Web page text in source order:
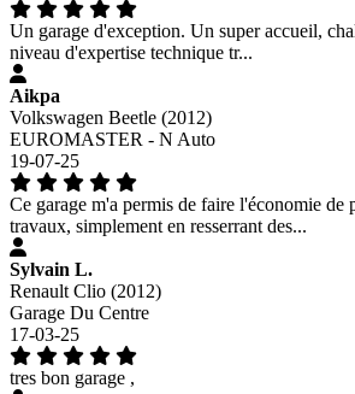
Un garage d'exception. Un super accueil,
niveau d'expertise technique tr...
Aikpa
Volkswagen Beetle (2012)
EUROMASTER - N Auto
19-07-25
Ce garage m'a permis de faire l'économie de
travaux, simplement en resserrant des...
Sylvain L.
Renault Clio (2012)
Garage Du Centre
17-03-25
tres bon garage ,